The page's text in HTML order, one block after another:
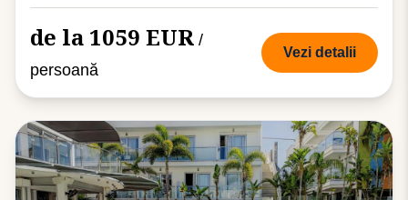
de la 1059 EUR /
persoană
Vezi detalii